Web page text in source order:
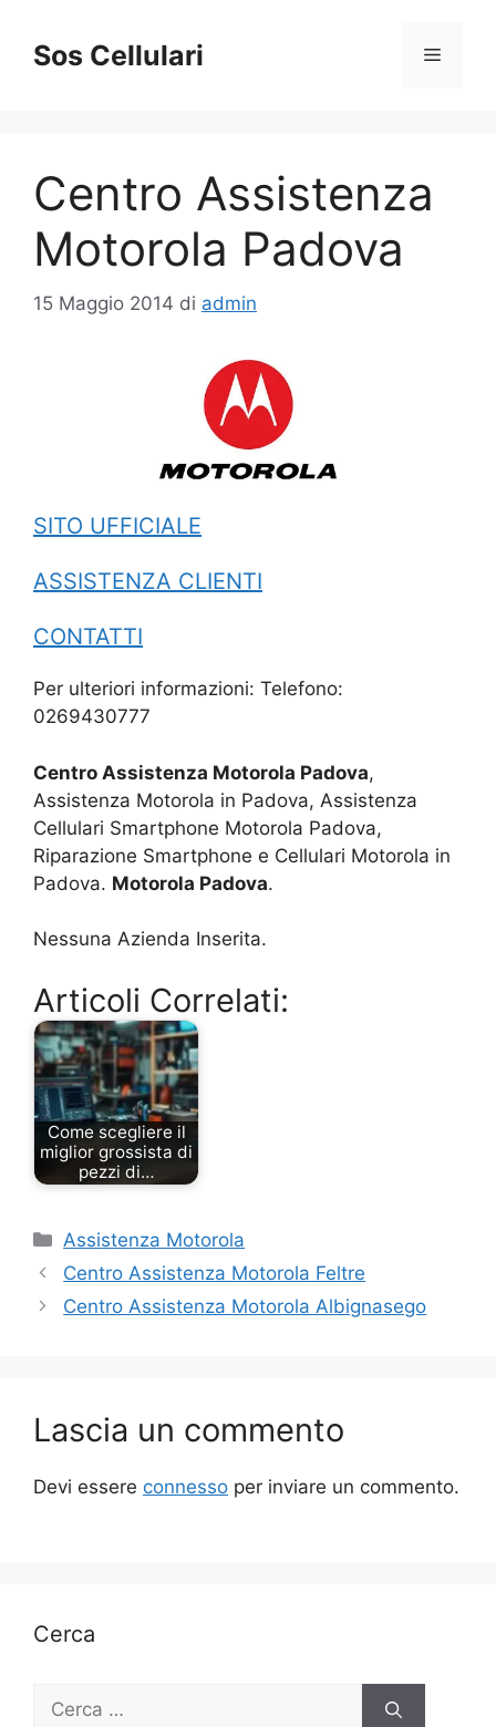
contenuto
Sos Cellulari Menu
Centro Assistenza
Motorola Padova
15 Maggio 2014 di admin
SITO UFFICIALE
ASSISTENZA CLIENTI
CONTATTI
Per ulteriori informazioni: Telefono:
0269430777
Centro Assistenza Motorola Padova,
Assistenza Motorola in Padova, Assistenza
Cellulari Smartphone Motorola Padova,
Riparazione Smartphone e Cellulari Motorola in
Padova. Motorola Padova.
Nessuna Azienda Inserita.
Articoli Correlati:
Come scegliere il
miglior grossista di
pezzi di…
Categorie
Assistenza Motorola
Centro Assistenza Motorola Feltre
Centro Assistenza Motorola Albignasego
Lascia un commento
Devi essere connesso per inviare un commento.
Cerca
Ricerca